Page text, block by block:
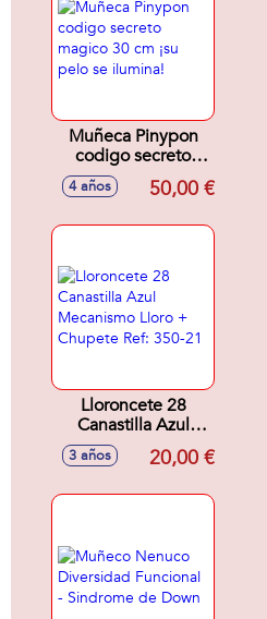
Muñeca Pinypon
codigo secreto
magico 30 cm ¡su
pelo se ilumina!
4 años 50,00 €
Lloroncete 28
Canastilla Azul
Mecanismo Lloro +
Chupete Ref: 350-
3 años 20,00 €